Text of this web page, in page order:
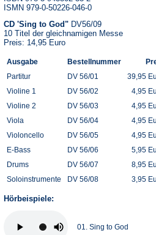
ISMN 979-0-50226-046-0
CD 'Sing to God" DV56/09
10 Titel der gleichnamigen Messe
Preis: 14,95 Euro
Ausgabe Bestellnummer
Partitur
DV 56/01
39,95
Violine 1
DV 56/02
4,95
Violine 2
DV 56/03
4,95
Viola
DV 56/04
4,95
Violoncello
DV 56/05
4,95
E-Bass
DV 56/06
5,95
Drums
DV 56/07
8,95
Soloinstrumente
DV 56/08 3,95
Hörbeispiele:
01. Sing to God